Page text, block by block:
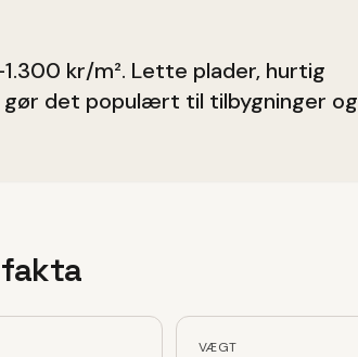
kr/m². Lette plader, hurtig
gør det populært til tilbygninger og
VÆGT